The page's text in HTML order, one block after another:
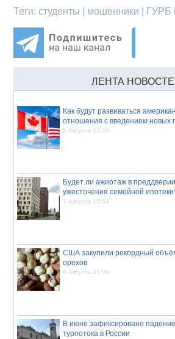
Теги:студенты | мошенники | ГУРБ
ЛЕНТА
Как будут развиваться
отношения с введением новых
8 Августа 12:39
Будет ли ажиотаж в
ужесточения семейной
7 Августа 15:04
США закупили рекордный
орехов
6 Августа 21:09
В июне зафиксировано
турпотока в России